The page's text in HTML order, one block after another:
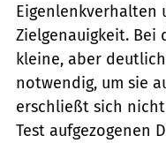
Eigenlenkverhalten
Zielgenauigkeit. Bei
kleine, aber
notwendig, um sie
erschließt sich
Test aufgezogenen